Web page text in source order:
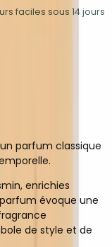
faciles sous 14 jours
parfum classique
enrichies
évoque une
de style et de